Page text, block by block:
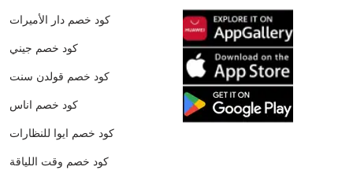
كود خصم دار الأميرات
كود خصم جيني
كود خصم قولدن سنت
كود خصم اناس
كود خصم ايوا للنظارات
كود خصم وقت اللياقة